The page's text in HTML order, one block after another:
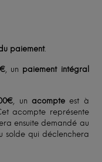
paiement.
, un paiement intégral
, un acompteest à
acompte représente
ensuite demandé au
solde qui déclenchera